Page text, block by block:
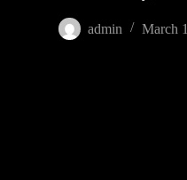
admin March